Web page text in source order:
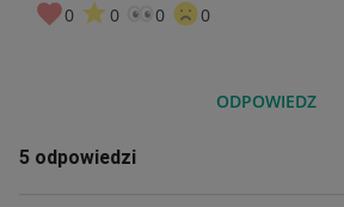
0 0 0 0
ODPOWIEDZ
5 odpowiedzi